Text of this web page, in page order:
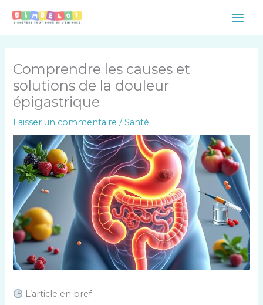
Main
Comprendre les causes et
solutions de la douleur
épigastrique
Laisser un commentaire /Santé
L’article en bref